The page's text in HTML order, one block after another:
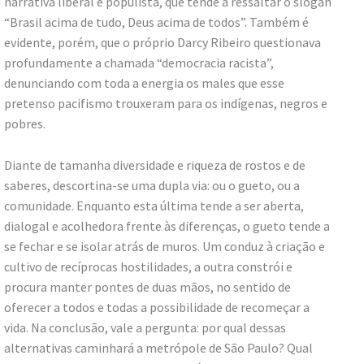
“Brasil acima de tudo, Deus acima de todos”. Também é
evidente, porém, que o próprio Darcy Ribeiro questionava
profundamente a chamada “democracia racista”,
denunciando com toda a energia os males que esse
pretenso pacifismo trouxeram para os indígenas, negros e
pobres.
Diante de tamanha diversidade e riqueza de rostos e de
saberes, descortina-se uma dupla via: ou o gueto, ou a
comunidade. Enquanto esta última tende a ser aberta,
dialogal e acolhedora frente às diferenças, o gueto tende a
se fechar e se isolar atrás de muros. Um conduz à criação e
cultivo de recíprocas hostilidades, a outra constrói e
procura manter pontes de duas mãos, no sentido de
oferecer a todos e todas a possibilidade de recomeçar a
vida. Na conclusão, vale a pergunta: por qual dessas
alternativas caminhará a metrópole de São Paulo? Qual